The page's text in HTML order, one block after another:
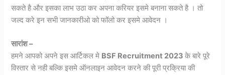
सकते है और इसका लाभ उठा कर अपना करियर इसमे बनाना सकते है । तो
जल्द करे इन सभी जानकारीओ को फॉलो कर इसमे आवेदन ।
सारांश –
हमने आपको अपने इस आर्टिकल मे BSF Recruitment 2023के बारे पूरे
विस्तार से नही बल्कि इसमे ऑनलाइन आवेदन करने की पूरी प्रक्रिया की